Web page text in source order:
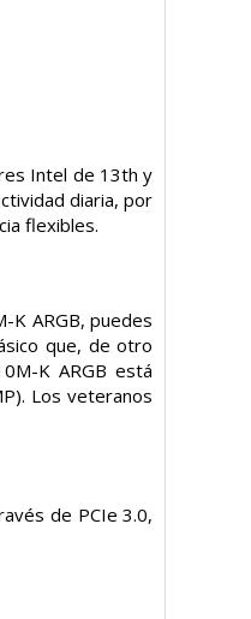
Intel de 13th y
diaria, por
flexibles.
K ARGB, puedes
que, de otro
K ARGB está
Los veteranos
de PCIe 3.0,